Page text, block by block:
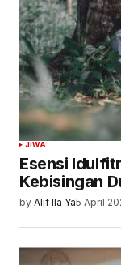
JIWA
Esensi
Kebisingan
by Alif Ila Ya5 April